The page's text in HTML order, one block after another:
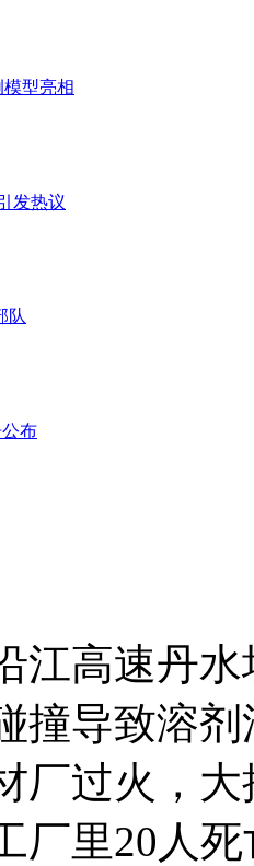
型亮相
发热议
队
布
人死亡
4人遇难
高速丹水
撞导致溶
厂过火，
厂里20人